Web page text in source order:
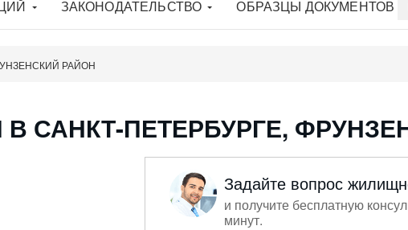
ЗАКОНОДАТЕЛЬСТВО ОБРАЗЦЫ ДОКУМЕНТОВ
РАЙОН
САНКТ-ПЕТЕРБУРГЕ,
Задайте вопрос
и получите бесплатную
минут.